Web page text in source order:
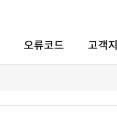
오류코드 고객